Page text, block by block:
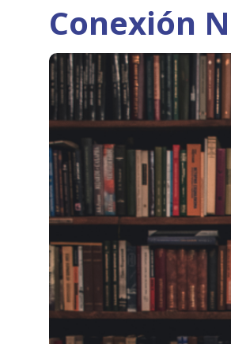
Conexión